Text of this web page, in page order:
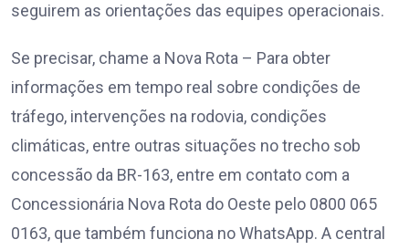
seguirem as orientações das equipes operacionais.
Se precisar, chame a Nova Rota – Para obter
informações em tempo real sobre condições de
tráfego, intervenções na rodovia, condições
climáticas, entre outras situações no trecho sob
concessão da BR-163, entre em contato com a
Concessionária Nova Rota do Oeste pelo 0800 065
0163, que também funciona no WhatsApp. A central